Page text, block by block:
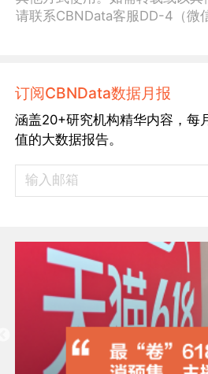
请联系CBNData客服DD-4（微
订阅CBNData数据月报
涵盖20+研究机构精华内容，每
值的大数据报告。